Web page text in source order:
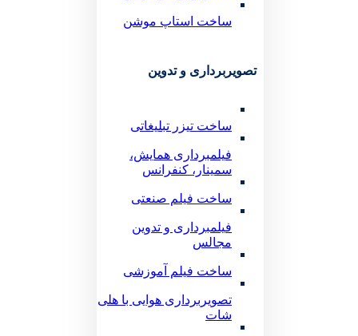
ساخت استاپ موشن
تصویربرداری و تدوین
ساخت تیزر تبلیغاتی
فیلمبرداری همایش،
سمینار، کنفرانس
ساخت فیلم صنعتی
فیلمبرداری و تدوین
مجالس
ساخت فیلم آموزشی
تصویربرداری هوایی با هلی
شات